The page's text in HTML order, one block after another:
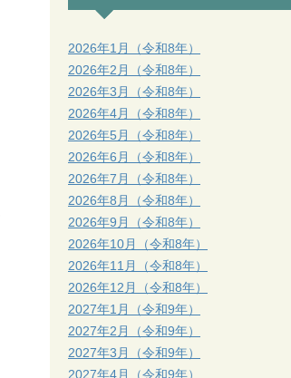
2026年1月（令和8年）
2026年2月（令和8年）
2026年3月（令和8年）
2026年4月（令和8年）
2026年5月（令和8年）
2026年6月（令和8年）
2026年7月（令和8年）
2026年8月（令和8年）
2026年9月（令和8年）
2026年10月（令和8年）
2026年11月（令和8年）
2026年12月（令和8年）
2027年1月（令和9年）
2027年2月（令和9年）
2027年3月（令和9年）
2027年4月（令和9年）